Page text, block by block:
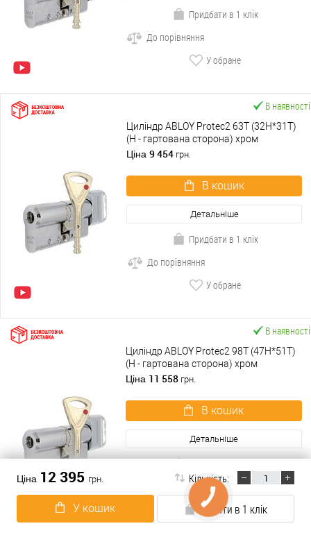
Ціна 12 395 грн. Кількість:
У кошик Купити в 1 клік
Придбати в 1 клік
До порівняння
У обране
В наявності
Циліндр ABLOY Protec2 63T (32H*31T)
(H - гартована сторона) хром
полірований
Ціна 9 454 грн.
В кошик
Детальніше
Придбати в 1 клік
До порівняння
У обране
В наявності
Циліндр ABLOY Protec2 98T (47H*51T)
(H - гартована сторона) хром
полірований
Ціна 11 558 грн.
В кошик
Детальніше
До порівняння
У обране